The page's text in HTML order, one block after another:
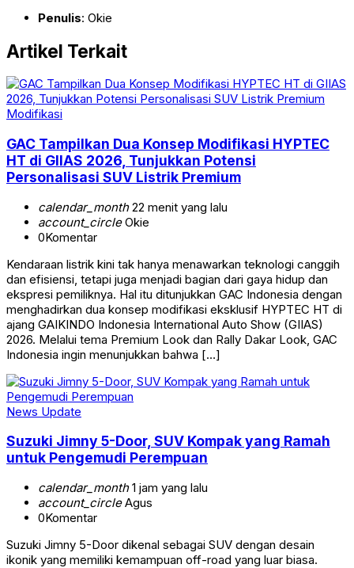
Penulis: Okie
Artikel Terkait
Modifikasi
GAC Tampilkan Dua Konsep Modifikasi HYPTEC
HT di GIIAS 2026, Tunjukkan Potensi
Personalisasi SUV Listrik Premium
calendar_month22 menit yang lalu
account_circleOkie
0Komentar
Kendaraan listrik kini tak hanya menawarkan teknologi canggih
dan efisiensi, tetapi juga menjadi bagian dari gaya hidup dan
ekspresi pemiliknya. Hal itu ditunjukkan GAC Indonesia dengan
menghadirkan dua konsep modifikasi eksklusif HYPTEC HT di
ajang GAIKINDO Indonesia International Auto Show (GIIAS)
2026. Melalui tema Premium Look dan Rally Dakar Look, GAC
Indonesia ingin menunjukkan bahwa […]
News Update
Suzuki Jimny 5-Door, SUV Kompak yang Ramah
untuk Pengemudi Perempuan
calendar_month1 jam yang lalu
account_circleAgus
0Komentar
Suzuki Jimny 5-Door dikenal sebagai SUV dengan desain
ikonik yang memiliki kemampuan off-road yang luar biasa.